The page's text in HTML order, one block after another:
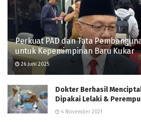
Perkuat PAD dan Tata
untuk Kepemimpinan Baru Kukar
26 Juni 2025
Dokter Berhasil
Dipakai Lelaki &
4 November 2021